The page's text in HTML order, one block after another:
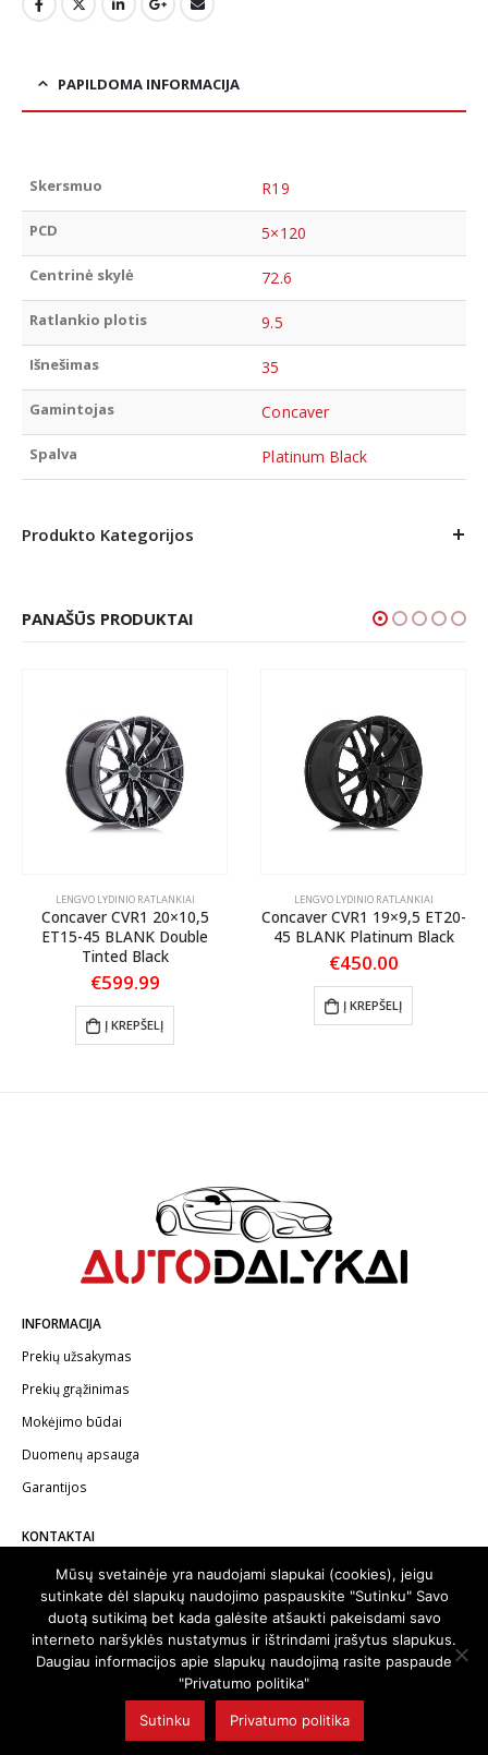
PAPILDOMA INFORMACIJA
Skersmuo R19
PCD 5×120
Centrinė skylė 72.6
Ratlankio plotis 9.5
Išnešimas 35
Gamintojas Concaver
Spalva Platinum Black
Produkto Kategorijos
PANAŠŪS PRODUKTAI
LENGVO LYDINIO RATLANKIAI
Concaver CVR1 20×10,5
ET15-45 BLANK Double
Tinted Black
€599.99
Į KREPŠELĮ
LENGVO LYDINIO RATLANKIAI
Concaver CVR1 19×9,5 ET20-
45 BLANK Platinum Black
€450.00
Į KREPŠELĮ
INFORMACIJA
Prekių užsakymas
Prekių grąžinimas
Mokėjimo būdai
Duomenų apsauga
Garantijos
KONTAKTAI
Telefonas:+370 602 62622
El.paštas: info@autodalykai.lt
© 2024. Visos teisės saugomos | Svetainę sukūrė:svetainesideja.lt
Mūsų svetainėje yra naudojami slapukai (cookies), jeigu
sutinkate dėl slapukų naudojimo paspauskite "Sutinku" Savo
duotą sutikimą bet kada galėsite atšaukti pakeisdami savo
interneto naršyklės nustatymus ir ištrindami įrašytus slapukus.
Daugiau informacijos apie slapukų naudojimą rasite paspaude
"Privatumo politika"
Sutinku Privatumo politika